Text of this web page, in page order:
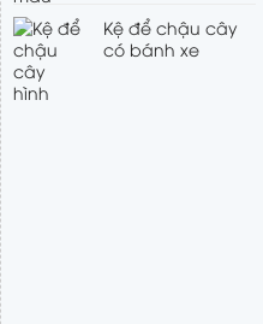
Kệ để chậu cây
có bánh xe